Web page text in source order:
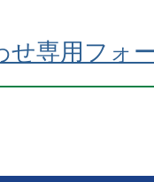
せ専用フォ